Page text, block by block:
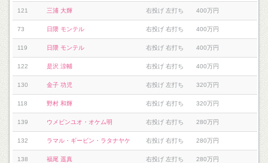
121 三浦 大輝 右投げ 左打ち 400万円
73 日隈 モンテル 右投げ 右打ち 400万円
119 日隈 モンテル 右投げ 右打ち 400万円
122 是沢 涼輔 右投げ 右打ち 400万円
130 金子 功児 右投げ 左打ち 320万円
118 野村 和輝 右投げ 右打ち 320万円
139 ウメビンユオ・オケム明 右投げ 右打ち 280万円
132 ラマル・ギービン・ラタナヤケ 右投げ 右打ち 280万円
138 福尾 遥真 右投げ 左打ち 280万円